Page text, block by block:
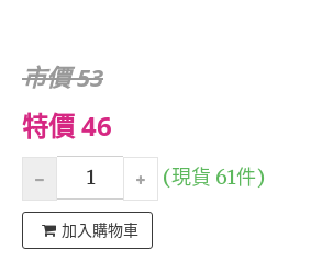
市價 53
特價 46
(現貨 61件)
加入購物車